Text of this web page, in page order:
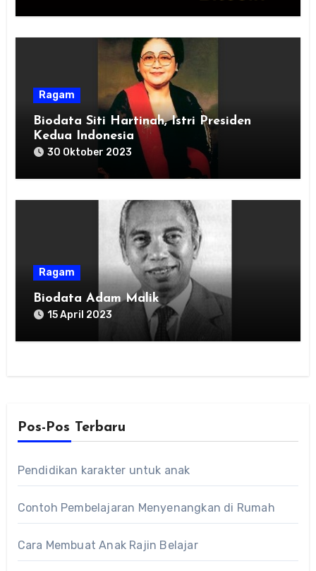
Ragam
Biodata Siti Hartinah, Istri Presiden
Kedua Indonesia
30 Oktober 2023
Ragam
Biodata Adam Malik
15 April 2023
Pos-Pos Terbaru
Pendidikan karakter untuk anak
Contoh Pembelajaran Menyenangkan di Rumah
Cara Membuat Anak Rajin Belajar